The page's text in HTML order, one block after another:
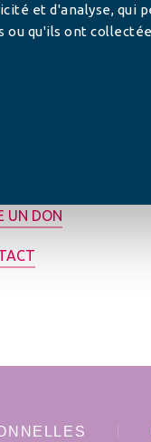
et d'analyse, qui
ou qu'ils ont
UN DON